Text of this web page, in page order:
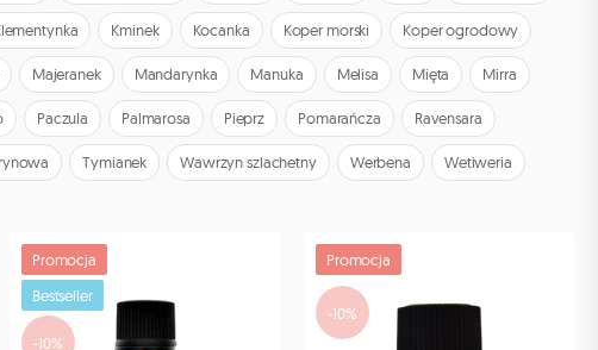
Kminek Kocanka Koper morski Koper ogrodowy
Majeranek Mandarynka Manuka Melisa Mięta Mirra
Paczula Palmarosa Pieprz Pomarańcza Ravensara
Tymianek Wawrzyn szlachetny Werbena Wetiweria
Promocja
Bestseller
-10%
Promocja
-10%